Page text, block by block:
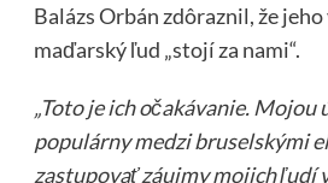
Balázs Orbán zdôraznil, že
maďarský ľud „stojí za nami“.
„Toto je ich očakávanie. Mojou
populárny medzi bruselskými
zastupovať záujmy mojich ľudí